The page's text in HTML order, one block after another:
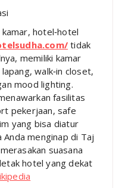
hotel‑hotel
tidak
memiliki kamar
walk‑in closet,
mood lighting.
fasilitas
pekerjaan, safe
yang bisa diatur
Anda menginap di Taj
suasana
hotel yang dekat